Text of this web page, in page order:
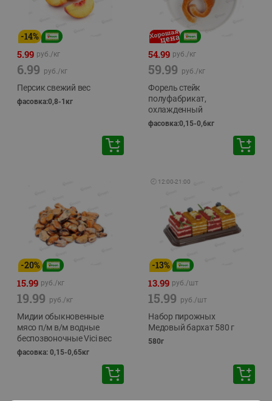
-14%
5.99 руб./кг
6.99 руб./кг
Персик свежий вес
фасовка:0,8-1кг
54.99 руб./кг
59.99 руб./кг
Форель стейк
полуфабрикат,
охлажденный
фасовка:0,15-0,6кг
-20%
15.99 руб./кг
19.99 руб./кг
Мидии обыкновенные
мясо п/м в/м водные
беспозвоночные Vici вес
фасовка: 0,15-0,65кг
🕘 12:00-21:00
-13%
13.99 руб./шт
15.99 руб./шт
Набор пирожных
Медовый бархат 580 г
580г